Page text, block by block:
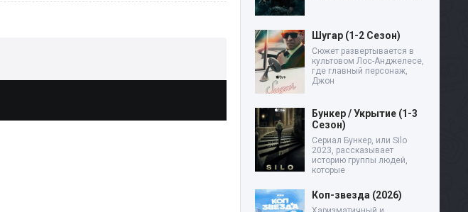
Шугар (1-2 Сезон)
Сюжет развертывается в
культовом Лос-Анджелесе,
где главный персонаж,
Джон
Бункер / Укрытие (1-3
Сезон)
Сериал Бункер, или Silo
2023, рассказывает
историю группы людей,
которые
Коп-звезда (2026)